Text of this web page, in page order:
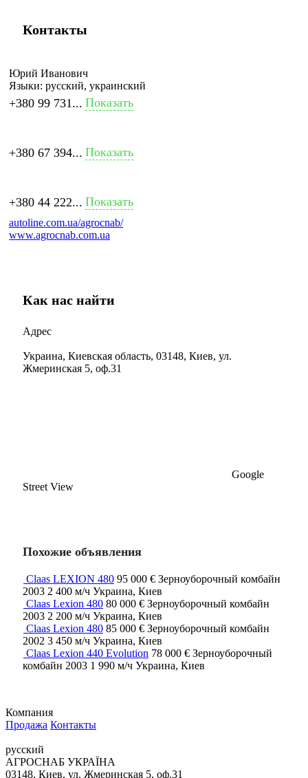
Контакты
Юрий Иванович
Языки: русский, украинский
+380 99 731... Показать
+380 67 394... Показать
+380 44 222... Показать
autoline.com.ua/agrocnab/
www.agrocnab.com.ua
Как нас найти
Адрес
Украина, Киевская область, 03148, Киев, ул.
Жмеринская 5, оф.31
Google
Street View
Похожие объявления
Claas LEXION 480 95 000 € Зерноуборочный комбайн
2003 2 400 м/ч Украина, Киев
Claas Lexion 480 80 000 € Зерноуборочный комбайн
2003 2 200 м/ч Украина, Киев
Claas Lexion 480 85 000 € Зерноуборочный комбайн
2002 3 450 м/ч Украина, Киев
Claas Lexion 440 Evolution 78 000 € Зерноуборочный
комбайн 2003 1 990 м/ч Украина, Киев
Компания
Продажа Контакты
русский
АГРОСНАБ УКРАЇНА
03148, Киев, ул. Жмеринская 5, оф.31